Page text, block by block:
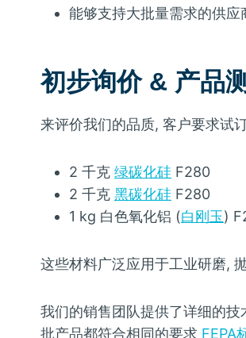
能够支持大批量需求的供应
初步询价 & 产品
来评价我们的品质, 客户要求试
2 千克 绿碳化硅 F280
2 千克 黑碳化硅 F280
1 kg 白色氧化铝 (白刚玉)
这些材料广泛应用于工业研磨,
我们的销售团队提供了详细的
批产品都符合相同的要求 FEPA